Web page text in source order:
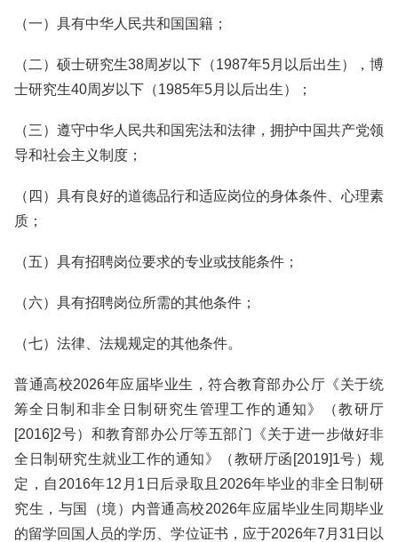
（一）具有中华人民共和国国籍；
（二）硕士研究生38周岁以下（1987年5月以后出生），博
士研究生40周岁以下（1985年5月以后出生）；
（三）遵守中华人民共和国宪法和法律，拥护中国共产党领
导和社会主义制度；
（四）具有良好的道德品行和适应岗位的身体条件、心理素
质；
（五）具有招聘岗位要求的专业或技能条件；
（六）具有招聘岗位所需的其他条件；
（七）法律、法规规定的其他条件。
普通高校2026年应届毕业生，符合教育部办公厅《关于统
筹全日制和非全日制研究生管理工作的通知》（教研厅
[2016]2号）和教育部办公厅等五部门《关于进一步做好非
全日制研究生就业工作的通知》（教研厅函[2019]1号）规
定，自2016年12月1日后录取且2026年毕业的非全日制研
究生，与国（境）内普通高校2026年应届毕业生同期毕业
的留学回国人员的学历、学位证书，应于2026年7月31日以